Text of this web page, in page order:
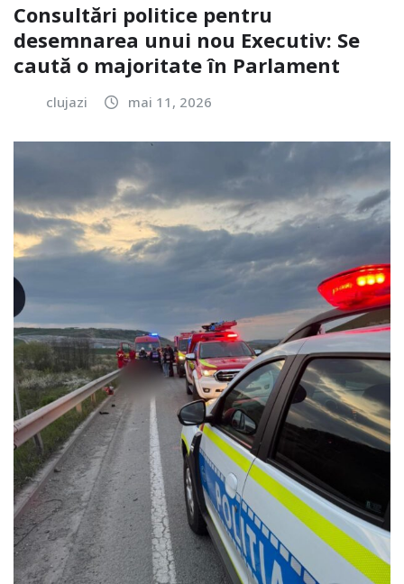
Consultări politice pentru
desemnarea unui nou Executiv: Se
caută o majoritate în Parlament
clujazi mai 11, 2026